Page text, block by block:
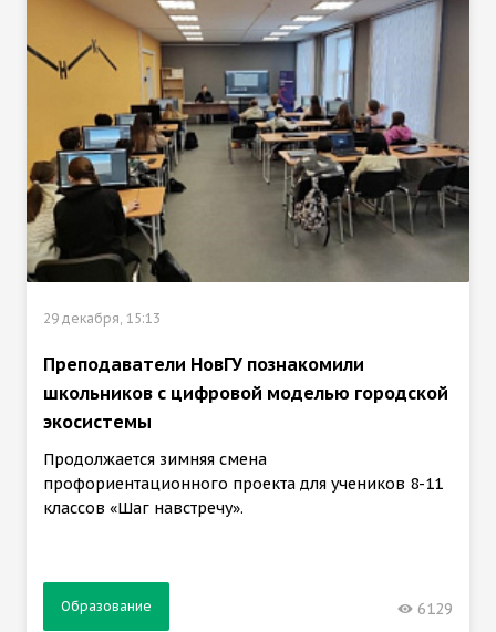
29 декабря, 15:13
Преподаватели НовГУ познакомили
школьников с цифровой моделью городской
экосистемы
Продолжается зимняя смена
профориентационного проекта для учеников 8-11
классов «Шаг навстречу».
Образование 6129